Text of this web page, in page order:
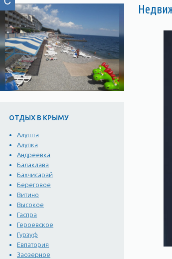
ОТДЫХ В КРЫМУ
Алушта
Алупка
Андреевка
Балаклава
Бахчисарай
Береговое
Витино
Высокое
Гаспра
Героевское
Гурзуф
Евпатория
Заозерное